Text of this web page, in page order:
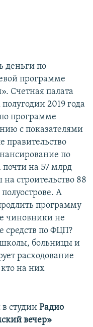
деньги по
программе
Счетная палата
2019 года
программе
с показателями
правительство
по
на 57 млрд
строительство 88
А
программу
чиновники не
средств по ФЦП?
больницы и
расходование
на них
студии Радио
вечер»